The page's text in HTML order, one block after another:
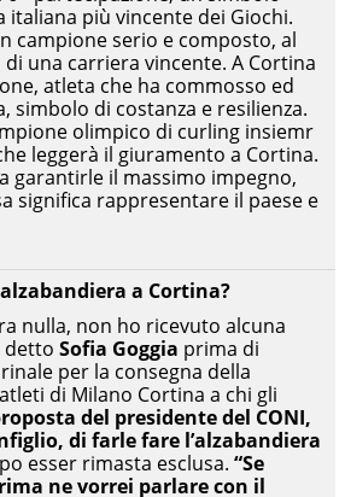
a Cortina?
nulla, non ho ricevuto alcuna
detto Sofia Goggia prima di
per la consegna della
di Milano Cortina a chi gli
del presidente del CONI,
di farle fare l’alzabandiera
esser rimasta esclusa. “Se
ne vorrei parlare con il
italiana più vincente dei Giochi.
campione serio e composto, al
una carriera vincente. A Cortina
atleta che ha commosso ed
simbolo di costanza e resilienza.
olimpico di curling insiemr
leggerà il giuramento a Cortina.
garantirle il massimo impegno,
significa rappresentare il paese e